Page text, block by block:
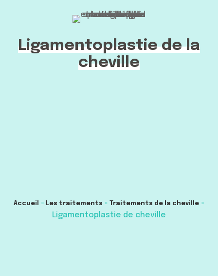
Ligamentoplastie de la
cheville
Accueil » Les traitements » Traitements de la cheville »
Ligamentoplastie de cheville